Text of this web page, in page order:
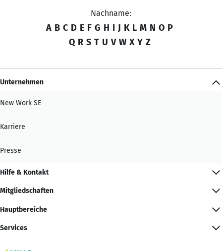
Nachname:
A B C D E F G H I J K L M N O P
Q R S T U V W X Y Z
Unternehmen
New Work SE
Karriere
Presse
Hilfe & Kontakt
Mitgliedschaften
Hauptbereiche
Services